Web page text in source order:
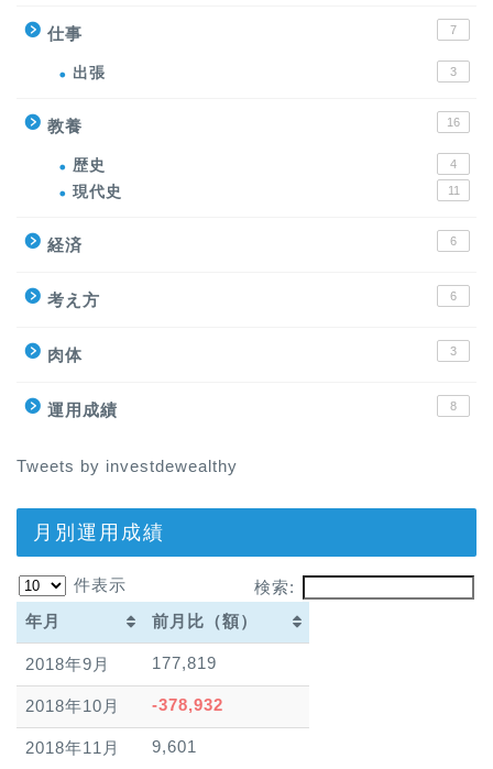
仕事 7
出張 3
教養 16
歴史 4
現代史 11
経済 6
考え方 6
肉体 3
運用成績 8
Tweets by investdewealthy
月別運用成績
件表示
検索:
年月
前月比（額）
年月
前月比（額）
2018年9月 177,819
2018年10月 -378,932
2018年11月 9,601